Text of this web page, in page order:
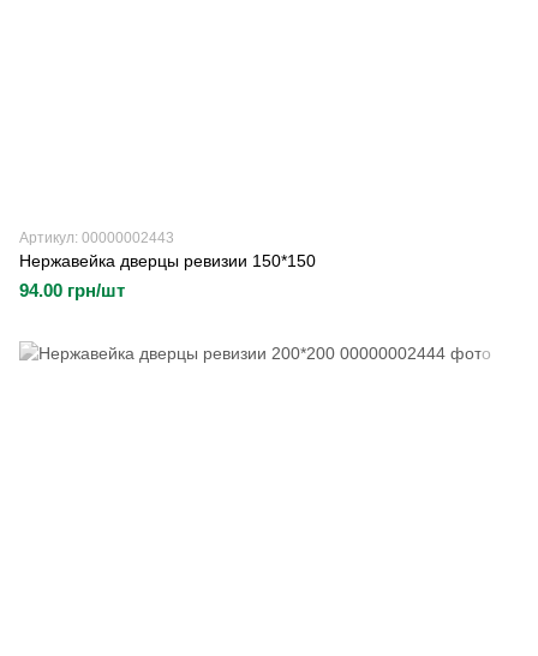
Артикул: 00000002443
Нержавейка дверцы ревизии 150*150
94.00 грн/шт